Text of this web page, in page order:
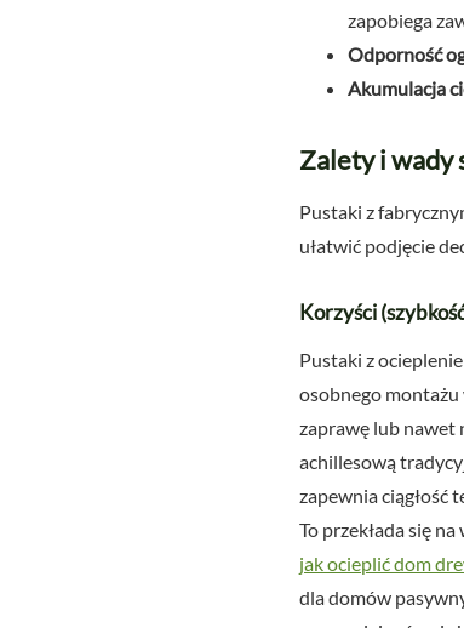
zapobiega
Odporność
Akumulacja
Zalety i wady
Pustaki z
ułatwić podjęcie
Korzyści
Pustaki z
osobnego
zaprawę lub nawet
achillesową
zapewnia ciągłość
To przekłada się
jak ocieplić dom
dla domów